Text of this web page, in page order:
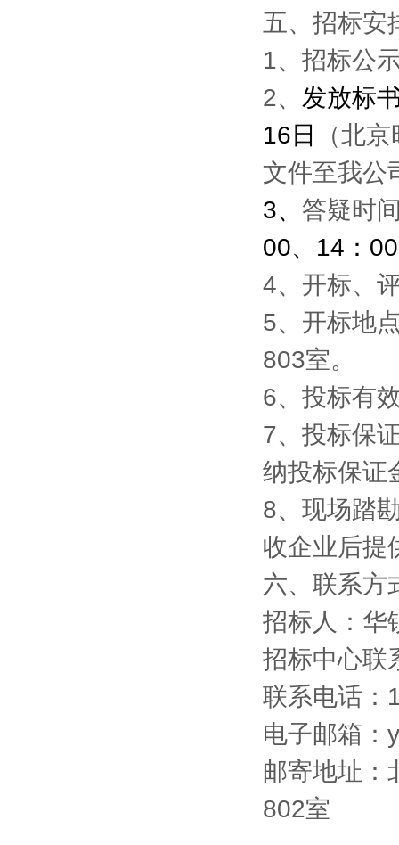
五、招标安
1、招标公
2、 发放标
16日
（北
文件至我公
3、 答疑时
00、14：
4、开标、
5、开标地
803室。
6、投标有
7、投标保
纳投标保证
8、 现场踏
收企业后提
六、联系方
招标人：华
招标中心联
联系电话：
电子邮箱：
邮寄地址：
802室